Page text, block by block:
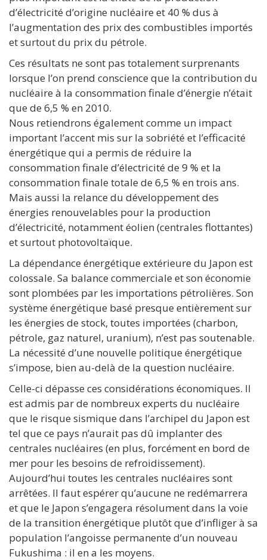
d’électricité d’origine nucléaire et 40 % dus à
l’augmentation des prix des combustibles importés
et surtout du prix du pétrole.
Ces résultats ne sont pas totalement surprenants
lorsque l’on prend conscience que la contribution du
nucléaire à la consommation finale d’énergie n’était
que de 6,5 % en 2010.
Nous retiendrons également comme un impact
important l’accent mis sur la sobriété et l’efficacité
énergétique qui a permis de réduire la
consommation finale d’électricité de 9 % et la
consommation finale totale de 6,5 % en trois ans.
Mais aussi la relance du développement des
énergies renouvelables pour la production
d’électricité, notamment éolien (centrales flottantes)
et surtout photovoltaïque.
La dépendance énergétique extérieure du Japon est
colossale. Sa balance commerciale et son économie
sont plombées par les importations pétrolières. Son
système énergétique basé presque entièrement sur
les énergies de stock, toutes importées (charbon,
pétrole, gaz naturel, uranium), n’est pas soutenable.
La nécessité d’une nouvelle politique énergétique
s’impose, bien au-delà de la question nucléaire.
Celle-ci dépasse ces considérations économiques. Il
est admis par de nombreux experts du nucléaire
que le risque sismique dans l’archipel du Japon est
tel que ce pays n’aurait pas dû implanter des
centrales nucléaires (en plus, forcément en bord de
mer pour les besoins de refroidissement).
Aujourd’hui toutes les centrales nucléaires sont
arrêtées. Il faut espérer qu’aucune ne redémarrera
et que le Japon s’engagera résolument dans la voie
de la transition énergétique plutôt que d’infliger à sa
population l’angoisse permanente d’un nouveau
Fukushima : il en a les moyens.